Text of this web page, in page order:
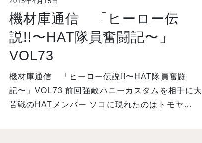
機材庫通信 「ヒーロー伝
説!!〜HAT隊員奮闘記〜」
VOL73
機材庫通信 「ヒーロー伝説!!〜HAT隊員奮闘
記〜」VOL73 前回強敵ハニーカスタムを相手に大
苦戦のHATメンバー ソコに現れたのはトモヤ…